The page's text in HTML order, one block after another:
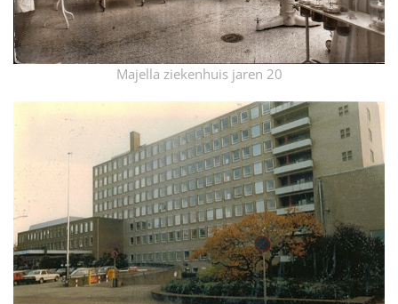
Majella ziekenhuis jaren 20